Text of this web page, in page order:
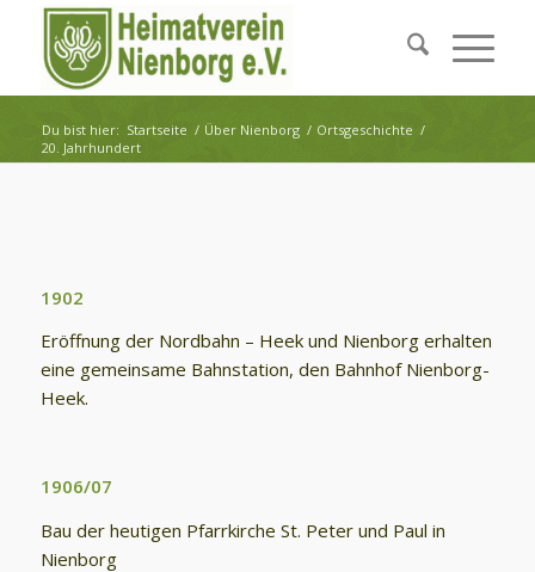
Du bist hier: Startseite / Über Nienborg / Ortsgeschichte /
20. Jahrhundert
1902
Eröffnung der Nordbahn – Heek und Nienborg erhalten
eine gemeinsame Bahnstation, den Bahnhof Nienborg-
Heek.
1906/07
Bau der heutigen Pfarrkirche St. Peter und Paul in
Nienborg